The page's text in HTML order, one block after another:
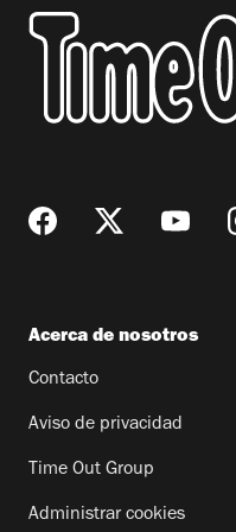
Acerca de nosotros
Contacto
Aviso de privacidad
Time Out Group
Administrar cookies